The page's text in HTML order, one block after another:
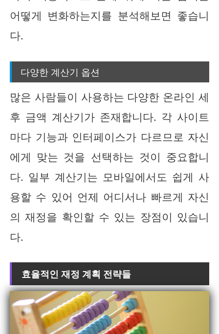
어떻게 변화하는지를 분석해보면 좋습니
다.
다양한 계산기 옵션
많은 사람들이 사용하는 다양한 온라인 세
후 금액 계산기가 존재합니다. 각 사이트
마다 기능과 인터페이스가 다르므로 자신
에게 맞는 것을 선택하는 것이 중요합니
다. 일부 계산기는 모바일에서도 쉽게 사
용할 수 있어 언제 어디서나 빠르게 자신
의 재정을 확인할 수 있는 장점이 있습니
다.
효율적인 재정 계획 전략들